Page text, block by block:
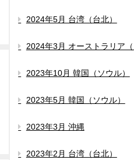
2024年5月 台湾（台北）
2024年3月 オーストラリア（
2023年10月 韓国（ソウル）
2023年5月 韓国（ソウル）
2023年3月 沖縄
2023年2月 台湾（台北）